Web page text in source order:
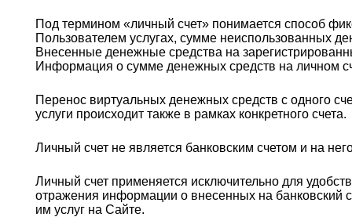
Под термином «личный счет» понимается способ
Пользователем услугах, сумме неиспользованных
Внесенные денежные средства на
Информация о сумме денежных средств на личном
Перенос виртуальных денежных средств с одного
услуги происходит также в рамках конкретного счета.
Личный счет не является банковским счетом и на
Личный счет применяется исключительно для
отражения информации о внесенных на банковский
им услуг на Сайте.